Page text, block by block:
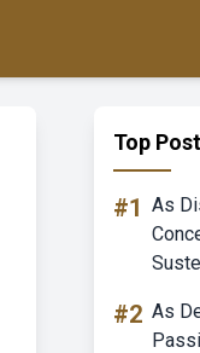
Top Post
#1 As
#2 As